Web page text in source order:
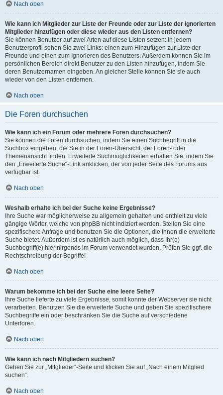
Nach oben
Wie kann ich Mitglieder zur Liste der Freunde oder zur Liste der ignorierten
Mitglieder hinzufügen oder diese wieder aus den Listen entfernen?
Sie können Benutzer auf zwei Arten auf diese Listen setzen: In jedem
Benutzerprofil sehen Sie zwei Links: einen zum Hinzufügen zur Liste der
Freunde und einen zum Ignorieren des Benutzers. Außerdem können Sie im
persönlichen Bereich direkt Benutzer zu den Listen hinzufügen, indem Sie
deren Benutzernamen eingeben. An gleicher Stelle können Sie sie auch
wieder von den Listen entfernen.
Nach oben
Die Foren durchsuchen
Wie kann ich ein Forum oder mehrere Foren durchsuchen?
Sie können die Foren durchsuchen, indem Sie einen Suchbegriff in die
Suchbox eingeben, die Sie in der Foren-Übersicht, der Foren- oder
Themenansicht finden. Erweiterte Suchmöglichkeiten erhalten Sie, indem Sie
den „Erweiterte Suche“-Link anklicken, der von jeder Seite des Forums aus
verfügbar ist.
Nach oben
Weshalb erhalte ich bei der Suche keine Ergebnisse?
Ihre Suche war möglicherweise zu allgemein gehalten und enthielt zu viele
gängige Wörter, welche von phpBB nicht indiziert werden. Stellen Sie eine
spezifischere Anfrage und benutzen Sie die Optionen, die Ihnen die erweiterte
Suche bietet. Außerdem ist es natürlich auch möglich, dass Ihr(e)
Suchbegriff(e) hier nirgends im Forum verwendet wurden. Prüfen Sie ggf. die
Rechtschreibung der Begriffe!
Nach oben
Warum bekomme ich bei der Suche eine leere Seite?
Ihre Suche lieferte zu viele Ergebnisse, somit konnte der Webserver sie nicht
verarbeiten. Benutzen Sie die erweiterte Suche und geben Sie spezifischere
Suchbegriffe ein oder beschränken Sie die Suche auf verschiedene
Unterforen.
Nach oben
Wie kann ich nach Mitgliedern suchen?
Gehen Sie zur „Mitglieder“-Seite und klicken Sie auf „Nach einem Mitglied
suchen“.
Nach oben